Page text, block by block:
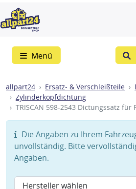
Menü
allpart24 Ersatz- & Verschleißteile
Zylinderkopfdichtung
TRISCAN 598-2543 Dictungssatz für
Die Angaben zu Ihrem
unvollständig. Bitte
Angaben.